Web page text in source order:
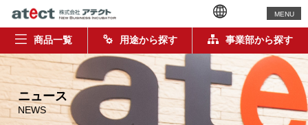
MENU
商品一覧 用途から探す 事業部から探す
ニュース
NEWS